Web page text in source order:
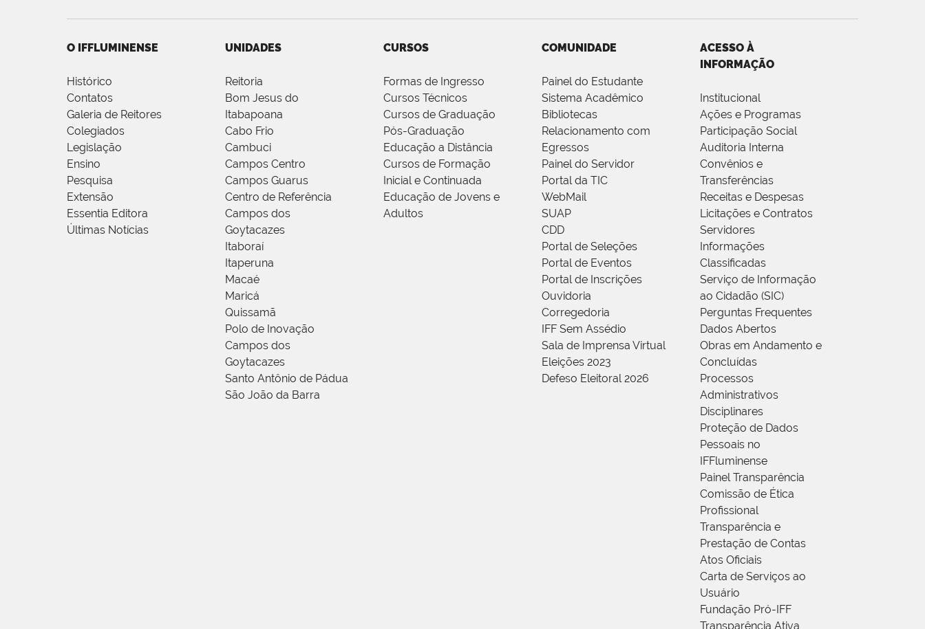
O IFFLUMINENSE
Histórico
Contatos
Galeria de Reitores
Colegiados
Legislação
Ensino
Pesquisa
Extensão
Essentia Editora
Últimas Notícias
UNIDADES
Reitoria
Bom Jesus do
Itabapoana
Cabo Frio
Cambuci
Campos Centro
Campos Guarus
Centro de Referência
Campos dos
Goytacazes
Itaboraí
Itaperuna
Macaé
Maricá
Quissamã
Polo de Inovação
Campos dos
Goytacazes
Santo Antônio de Pádua
São João da Barra
CURSOS
Formas de Ingresso
Cursos Técnicos
Cursos de Graduação
Pós-Graduação
Educação a Distância
Cursos de Formação
Inicial e Continuada
Educação de Jovens e
Adultos
COMUNIDADE
Painel do Estudante
Sistema Acadêmico
Bibliotecas
Relacionamento com
Egressos
Painel do Servidor
Portal da TIC
WebMail
SUAP
CDD
Portal de Seleções
Portal de Eventos
Portal de Inscrições
Ouvidoria
Corregedoria
IFF Sem Assédio
Sala de Imprensa Virtual
Eleições 2023
Defeso Eleitoral 2026
ACESSO À
INFORMAÇÃO
Institucional
Ações e Programas
Participação Social
Auditoria Interna
Convênios e
Transferências
Receitas e Despesas
Licitações e Contratos
Servidores
Informações
Classificadas
Serviço de Informação
ao Cidadão (SIC)
Perguntas Frequentes
Dados Abertos
Obras em Andamento e
Concluídas
Processos
Administrativos
Disciplinares
Proteção de Dados
Pessoais no
IFFluminense
Painel Transparência
Comissão de Ética
Profissional
Transparência e
Prestação de Contas
Atos Oficiais
Carta de Serviços ao
Usuário
Fundação Pró-IFF
Transparência Ativa